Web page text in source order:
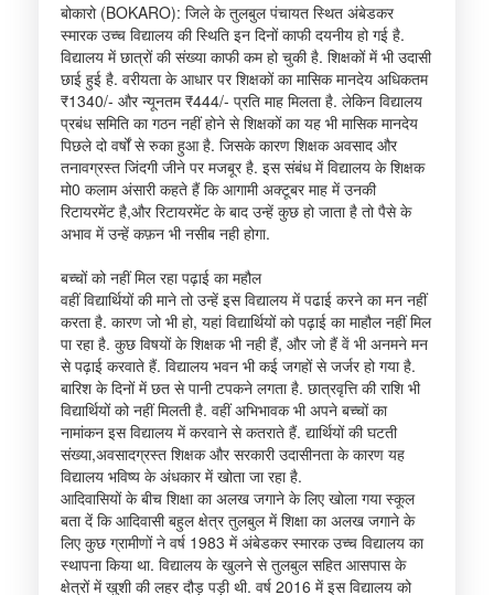
बोकारो (BOKARO): जिले के तुलबुल पंचायत स्थित अंबेडकर
स्मारक उच्च विद्यालय की स्थिति इन दिनों काफी दयनीय हो गई है.
विद्यालय में छात्रों की संख्या काफी कम हो चुकी है. शिक्षकों में भी उदासी
छाई हुई है. वरीयता के आधार पर शिक्षकों का मासिक मानदेय अधिकतम
₹1340/- और न्यूनतम ₹444/- प्रति माह मिलता है. लेकिन विद्यालय
प्रबंध समिति का गठन नहीं होने से शिक्षकों का यह भी मासिक मानदेय
पिछले दो वर्षों से रुका हुआ है. जिसके कारण शिक्षक अवसाद और
तनावग्रस्त जिंदगी जीने पर मजबूर है. इस संबंध में विद्यालय के शिक्षक
मो0 कलाम अंसारी कहते हैं कि आगामी अक्टूबर माह में उनकी
रिटायरमेंट है,और रिटायरमेंट के बाद उन्हें कुछ हो जाता है तो पैसे के
अभाव में उन्हें कफ़न भी नसीब नही होगा.
बच्चों को नहीं मिल रहा पढ़ाई का महौल
वहीं विद्यार्थियों की माने तो उन्हें इस विद्यालय में पढाई करने का मन नहीं
करता है. कारण जो भी हो, यहां विद्यार्थियों को पढ़ाई का माहौल नहीं मिल
पा रहा है. कुछ विषयों के शिक्षक भी नही हैं, और जो हैं वें भी अनमने मन
से पढ़ाई करवाते हैं. विद्यालय भवन भी कई जगहों से जर्जर हो गया है.
बारिश के दिनों में छत से पानी टपकने लगता है. छात्रवृत्ति की राशि भी
विद्यार्थियों को नहीं मिलती है. वहीं अभिभावक भी अपने बच्चों का
नामांकन इस विद्यालय में करवाने से कतराते हैं. द्यार्थियों की घटती
संख्या,अवसादग्रस्त शिक्षक और सरकारी उदासीनता के कारण यह
विद्यालय भविष्य के अंधकार में खोता जा रहा है.
आदिवासियों के बीच शिक्षा का अलख जगाने के लिए खोला गया स्कूल
बता दें कि आदिवासी बहुल क्षेत्र तुलबुल में शिक्षा का अलख जगाने के
लिए कुछ ग्रामीणों ने वर्ष 1983 में अंबेडकर स्मारक उच्च विद्यालय का
स्थापना किया था. विद्यालय के खुलने से तुलबुल सहित आसपास के
क्षेत्रों में खुशी की लहर दौड़ पड़ी थी. वर्ष 2016 में इस विद्यालय को